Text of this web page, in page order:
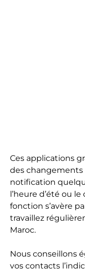
Ces applications
des changements
notification
l’heure d’été ou
fonction s’avère
travaillez
Maroc.
Nous conseillons
vos contacts